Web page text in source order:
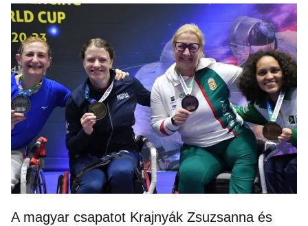
A magyar csapatot Krajnyák Zsuzsanna és